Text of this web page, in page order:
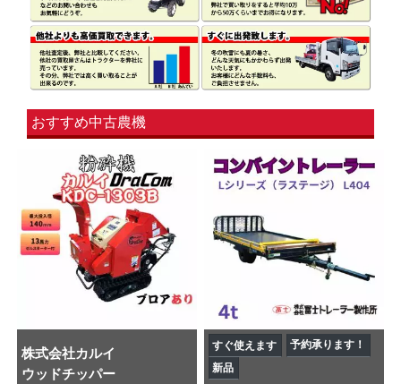
おすすめ中古農機
株式会社カルイ
ウッドチッパー
すぐ使えます
予約承ります！
新品